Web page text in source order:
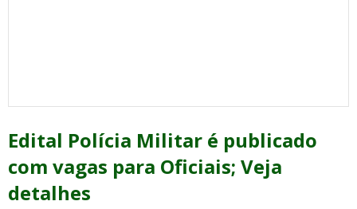
Edital Polícia Militar é publicado
com vagas para Oficiais; Veja
detalhes